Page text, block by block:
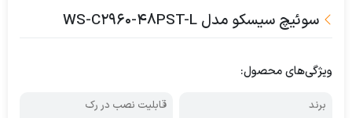
سوئیچ سیسکو مدل WS-C2960-48PST-L
ویژگی‌های محصول:
برند
قابلیت نصب در رک